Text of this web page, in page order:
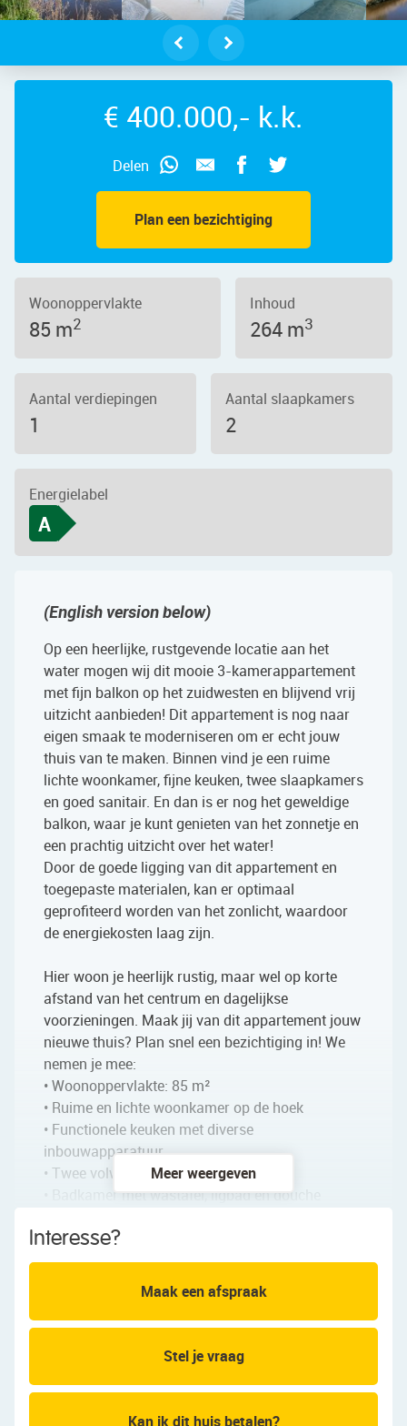
Plan een bezichtiging
Delen
€ 400.000,- k.k.
Woonoppervlakte
85 m2
Inhoud
264 m3
Aantal verdiepingen
1
Aantal slaapkamers
2
Energielabel
A
(English version below)
Op een heerlijke, rustgevende locatie aan het
water mogen wij dit mooie 3-kamerappartement
met fijn balkon op het zuidwesten en blijvend vrij
uitzicht aanbieden! Dit appartement is nog naar
eigen smaak te moderniseren om er echt jouw
thuis van te maken. Binnen vind je een ruime
lichte woonkamer, fijne keuken, twee slaapkamers
en goed sanitair. En dan is er nog het geweldige
balkon, waar je kunt genieten van het zonnetje en
een prachtig uitzicht over het water!
Door de goede ligging van dit appartement en
toegepaste materialen, kan er optimaal
geprofiteerd worden van het zonlicht, waardoor
de energiekosten laag zijn.
Hier woon je heerlijk rustig, maar wel op korte
afstand van het centrum en dagelijkse
voorzieningen. Maak jij van dit appartement jouw
nieuwe thuis? Plan snel een bezichtiging in! We
nemen je mee:
• Woonoppervlakte: 85 m²
• Ruime en lichte woonkamer op de hoek
• Functionele keuken met diverse
inbouwapparatuur
• Twee volwaardige slaapkamers
• Badkamer met wastafel, ligbad en douche
• Ruim balkon met prachtig uitzicht over het
water
• Naar eigen wens te moderniseren
Indeling van het appartement:
Centrale entree met een bellentableau, de
brievenbussen, trappenhuis en lift. Op de begane
Meer weergeven
Interesse?
Maak een afspraak
Stel je vraag
Kan ik dit huis betalen?